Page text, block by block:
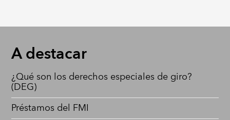
A destacar
¿Qué son los derechos especiales de giro?
(DEG)
Préstamos del FMI